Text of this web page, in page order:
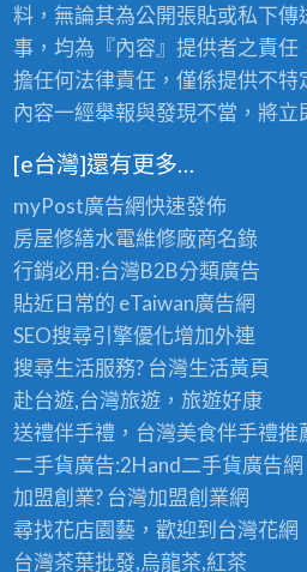
料，無論其為公開張貼或私下
事，均為『內容』提供者之責
擔任何法律責任，僅係提供不
內容一經舉報與發現不當，將立
[e台灣]還有更多…
myPost廣告網快速發佈
房屋修繕水電維修廠商名錄
行銷必用:台灣B2B分類廣告
貼近日常的 eTaiwan廣告網
SEO搜尋引擎優化增加外連
搜尋生活服務? 台灣生活黃頁
赴台遊,台灣旅遊，旅遊好康
送禮伴手禮，台灣美食伴手禮推
二手貨廣告:2Hand二手貨廣告網
加盟創業? 台灣加盟創業網
尋找花店園藝，歡迎到 台灣花網
台灣茶葉批發,烏龍茶,紅茶